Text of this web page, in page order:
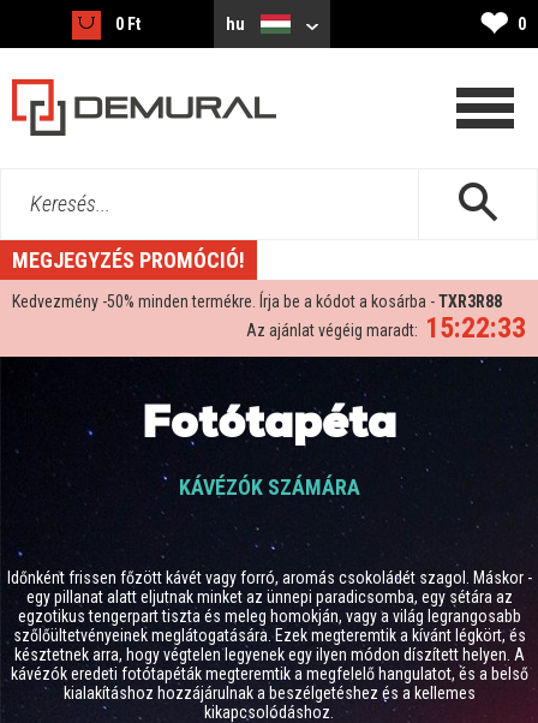
0 Ft hu ❤ 0
Keresés...
MEGJEGYZÉS PROMÓCIÓ!
Kedvezmény -50% minden termékre. Írja be a kódot a kosárba -TXR3R88
15:22:31
Az ajánlat végéig maradt:
Fotótapéta
KÁVÉZÓK SZÁMÁRA
Időnként frissen főzött kávét vagy forró, aromás csokoládét szagol. Máskor -
egy pillanat alatt eljutnak minket az ünnepi paradicsomba, egy sétára az
egzotikus tengerpart tiszta és meleg homokján, vagy a világ legrangosabb
szőlőültetvényeinek meglátogatására. Ezek megteremtik a kívánt légkört, és
késztetnek arra, hogy végtelen legyenek egy ilyen módon díszített helyen. A
kávézók eredeti fotótapéták megteremtik a megfelelő hangulatot, és a belső
kialakításhoz hozzájárulnak a beszélgetéshez és a kellemes
kikapcsolódáshoz.